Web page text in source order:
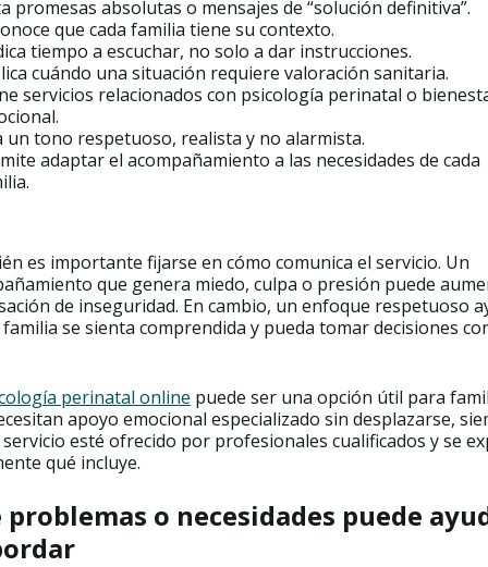
promesas absolutas o mensajes de “solución definitiva”.
que cada familia tiene su contexto.
tiempo a escuchar, no solo a dar instrucciones.
cuándo una situación requiere valoración sanitaria.
servicios relacionados con psicología perinatal o
un tono respetuoso, realista y no alarmista.
adaptar el acompañamiento a las necesidades de cada
es importante fijarse en cómo comunica el servicio. Un
que genera miedo, culpa o presión puede
de inseguridad. En cambio, un enfoque respetuoso
se sienta comprendida y pueda tomar decisiones
perinatal online puede ser una opción útil para
apoyo emocional especializado sin desplazarse,
esté ofrecido por profesionales cualificados y se
qué incluye.
problemas o necesidades puede